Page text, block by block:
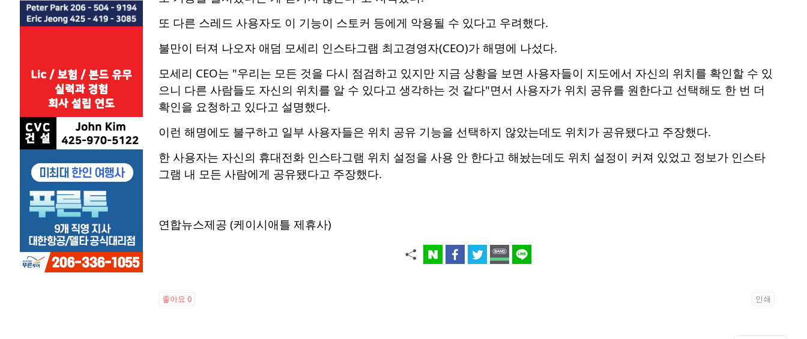
또 다른 스레드 사용자도 이 기능이 스토커 등에게 악용될 수 있다고 우려했다.
불만이 터져 나오자 애덤 모세리 인스타그램 최고경영자(CEO)가 해명에 나섰다.
모세리 CEO는 "우리는 모든 것을 다시 점검하고 있지만 지금 상황을 보면 사용자들이 지도에서 자신의 위치를 확인할 수 있
으니 다른 사람들도 자신의 위치를 알 수 있다고 생각하는 것 같다"면서 사용자가 위치 공유를 원한다고 선택해도 한 번 더
확인을 요청하고 있다고 설명했다.
이런 해명에도 불구하고 일부 사용자들은 위치 공유 기능을 선택하지 않았는데도 위치가 공유됐다고 주장했다.
한 사용자는 자신의 휴대전화 인스타그램 위치 설정을 사용 안 한다고 해놨는데도 위치 설정이 커져 있었고 정보가 인스타
그램 내 모든 사람에게 공유됐다고 주장했다.
연합뉴스제공 (케이시애틀 제휴사)
좋아요 0 인쇄